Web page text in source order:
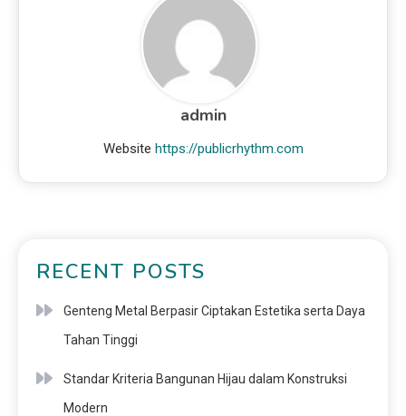
admin
Website https://publicrhythm.com
RECENT POSTS
Genteng Metal Berpasir Ciptakan Estetika serta Daya
Tahan Tinggi
Standar Kriteria Bangunan Hijau dalam Konstruksi
Modern